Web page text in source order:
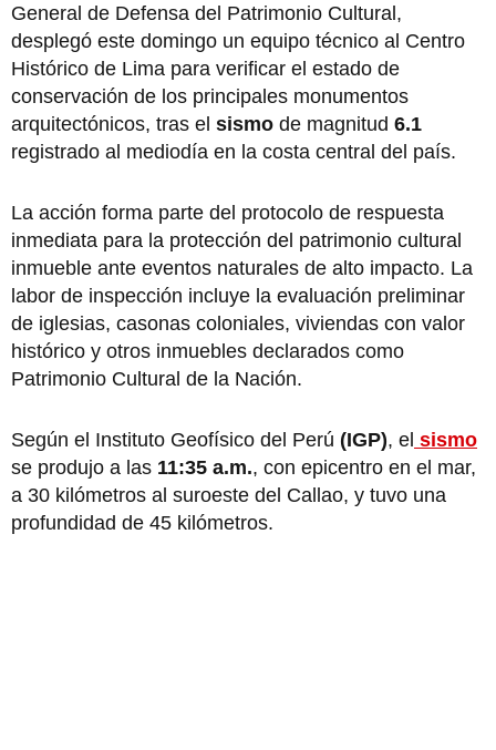
General de Defensa del Patrimonio Cultural,
desplegó este domingo un equipo técnico al Centro
Histórico de Lima para verificar el estado de
conservación de los principales monumentos
arquitectónicos, tras el sismo de magnitud 6.1
registrado al mediodía en la costa central del país.
La acción forma parte del protocolo de respuesta
inmediata para la protección del patrimonio cultural
inmueble ante eventos naturales de alto impacto. La
labor de inspección incluye la evaluación preliminar
de iglesias, casonas coloniales, viviendas con valor
histórico y otros inmuebles declarados como
Patrimonio Cultural de la Nación.
Según el Instituto Geofísico del Perú (IGP), el sismo
se produjo a las 11:35 a.m., con epicentro en el mar,
a 30 kilómetros al suroeste del Callao, y tuvo una
profundidad de 45 kilómetros.